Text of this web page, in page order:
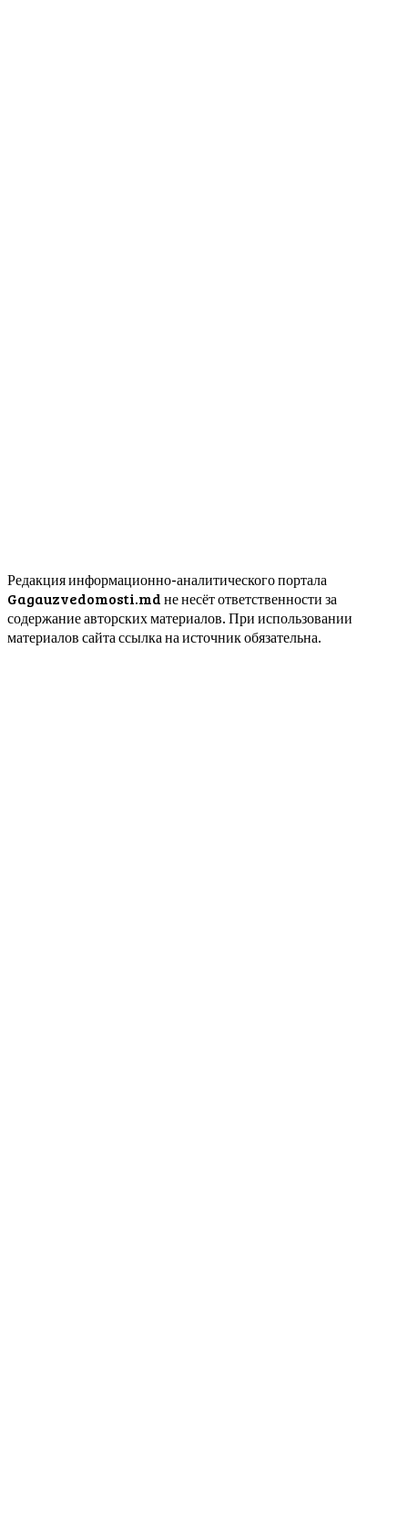
Редакция информационно-аналитического портала
Gagauzvedomosti.md не несёт ответственности за
содержание авторских материалов. При использовании
материалов сайта ссылка на источник обязательна.